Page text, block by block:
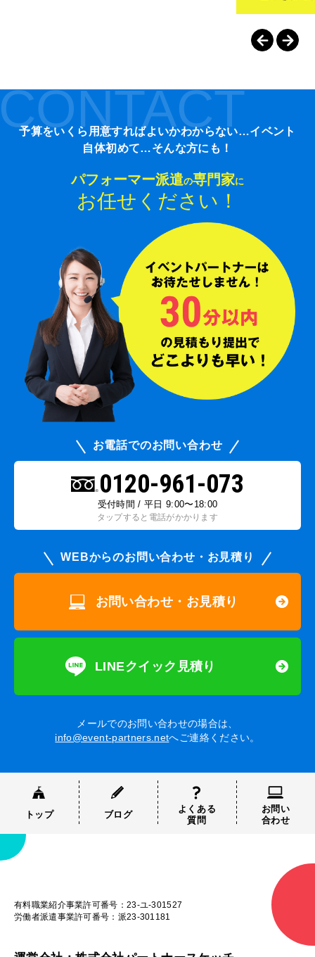
予算をいくら用意すればよいかわからない…イベント
自体初めて…そんな方にも！
パフォーマー派遣の専門家に
お任せください！
お電話でのお問い合わせ
0120-961-073
受付時間 / 平日 9:00〜18:00
タップすると電話がかかります
WEBからのお問い合わせ・お見積り
お問い合わせ・お見積り
LINEクイック見積り
メールでのお問い合わせの場合は、
info@event-partners.netへご連絡ください。
トップ ブログ
よくある
質問
お問い
合わせ
有料職業紹介事業許可番号：23-ユ-301527
労働者派遣事業許可番号：派23-301181